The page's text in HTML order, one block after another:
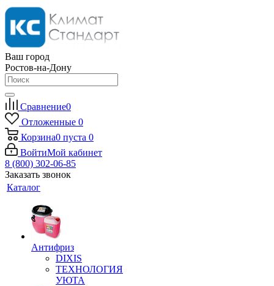
Ваш город
Ростов-на-Дону
Сравнение0
Отложенные 0
Корзина0 пуста 0
ВойтиМой кабинет
8 (800) 302-06-85
Заказать звонок
Каталог
Антифриз
DIXIS
ТЕХНОЛОГИЯ
УЮТА